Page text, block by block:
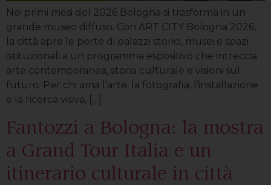
Nei primi mesi del 2026 Bologna si trasforma in un
grande museo diffuso. Con ART CITY Bologna 2026,
la città apre le porte di palazzi storici, musei e spazi
istituzionali a un programma espositivo che intreccia
arte contemporanea, storia culturale e visioni sul
futuro. Per chi ama l’arte, la fotografia, l’installazione
e la ricerca visiva, […]
Fantozzi a Bologna: la mostra
a Grand Tour Italia e un
itinerario culturale in città